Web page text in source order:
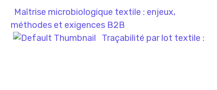
Maîtrise microbiologique textile : enjeux,
méthodes et exigences B2B
Traçabilité par lot textile :